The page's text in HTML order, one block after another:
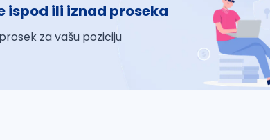
ispod ili iznad proseka
za vašu poziciju